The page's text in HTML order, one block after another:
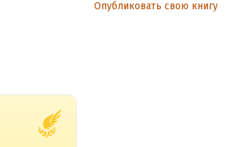
Опубликовать свою книгу